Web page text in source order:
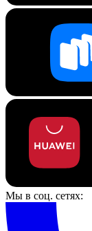
Мы в соц. сетях: